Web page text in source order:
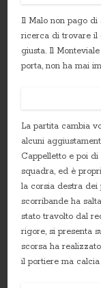
Il Malo non pago
ricerca di trovare il
giusta. Il
porta, non ha mai
La partita cambia
alcuni
Cappelletto e poi
squadra, ed è
la corsia destra dei
scorribande ha
stato travolto dal
rigore, si presenta
scorsa ha
il portiere ma